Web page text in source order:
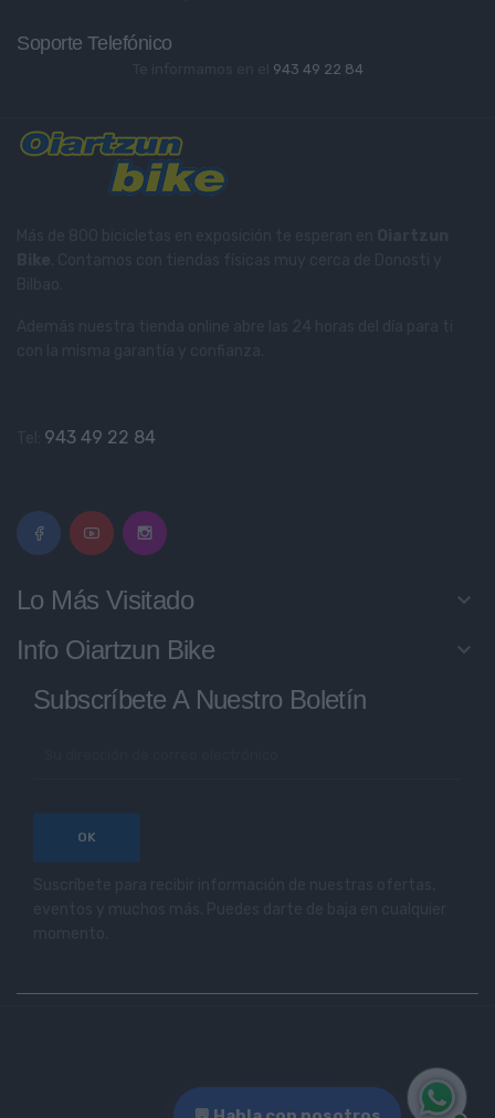
Soporte Telefónico
943 49 22 84
943 49 22 84
Lo Más Visitado keyboard_arrow_down
Info Oiartzun Bike keyboard_arrow_down
Subscríbete A Nuestro Boletín